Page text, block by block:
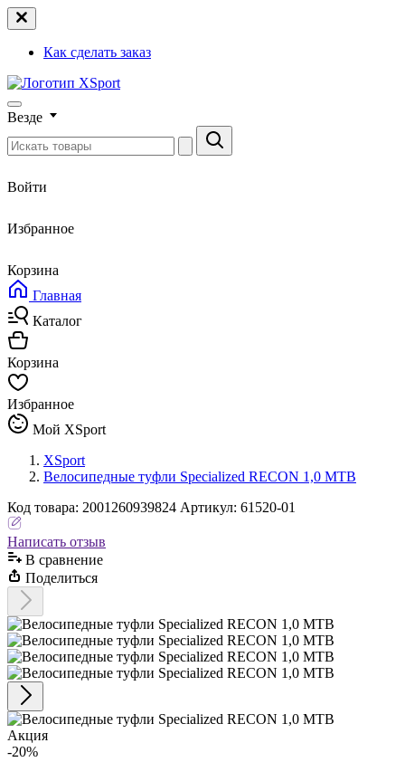
Как сделать заказ
Везде
Войти
Избранное
Корзина
Главная
Каталог
Корзина
Избранное
Мой XSport
XSport
Велосипедные туфли Specialized RECON 1,0 MTB
Код товара: 2001260939824 Артикул: 61520-01
Написать отзыв
В сравнениe
Поделиться
Акция
-20%